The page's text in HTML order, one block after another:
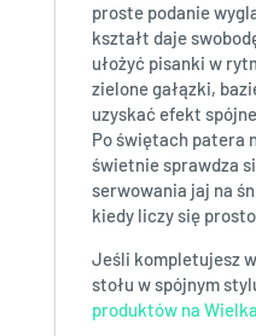
proste podanie
kształt daje
ułożyć pisanki w
zielone gałązki,
uzyskać efekt
Po świętach patera
świetnie sprawdza
serwowania jaj na
kiedy liczy się
Jeśli kompletujesz
stołu w spójnym
produktów na